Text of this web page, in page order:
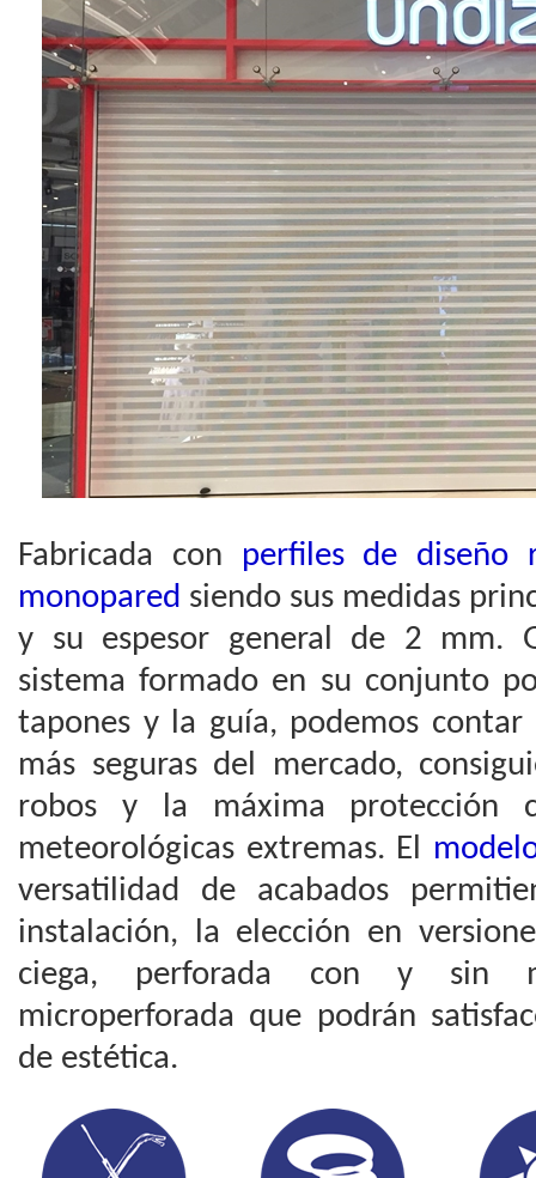
Fabricada con perfiles de diseño
monopared siendo sus medidas
y su espesor general de 2 mm.
sistema formado en su conjunto
tapones y la guía, podemos
más seguras del mercado,
robos y la máxima protección
meteorológicas extremas. El
versatilidad de acabados
instalación, la elección en
ciega, perforada con y sin
microperforada que podrán
de estética.